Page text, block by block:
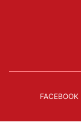
FACEBOOK